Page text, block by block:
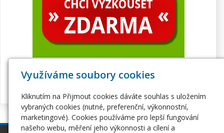
Využíváme soubory cookies
Kliknutím na Přijmout cookies dáváte souhlas s uložením
vybraných cookies (nutné, preferenční, výkonnostní,
marketingové). Cookies používáme pro lepší fungování
našeho webu, měření jeho výkonnosti a cílení a